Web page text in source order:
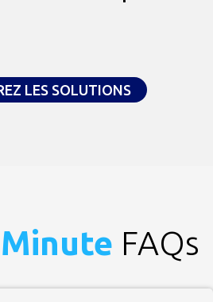
LES SOLUTIONS
FAQs